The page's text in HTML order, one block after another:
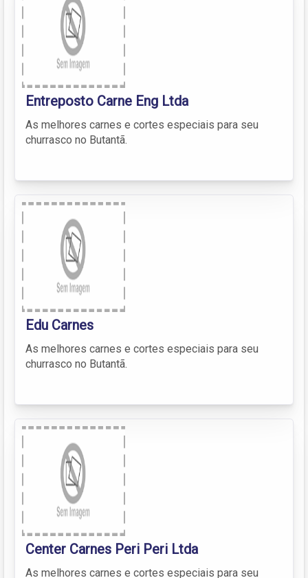
Entreposto Carne Eng Ltda
As melhores carnes e cortes especiais para seu
churrasco no Butantã.
Edu Carnes
As melhores carnes e cortes especiais para seu
churrasco no Butantã.
Center Carnes Peri Peri Ltda
As melhores carnes e cortes especiais para seu